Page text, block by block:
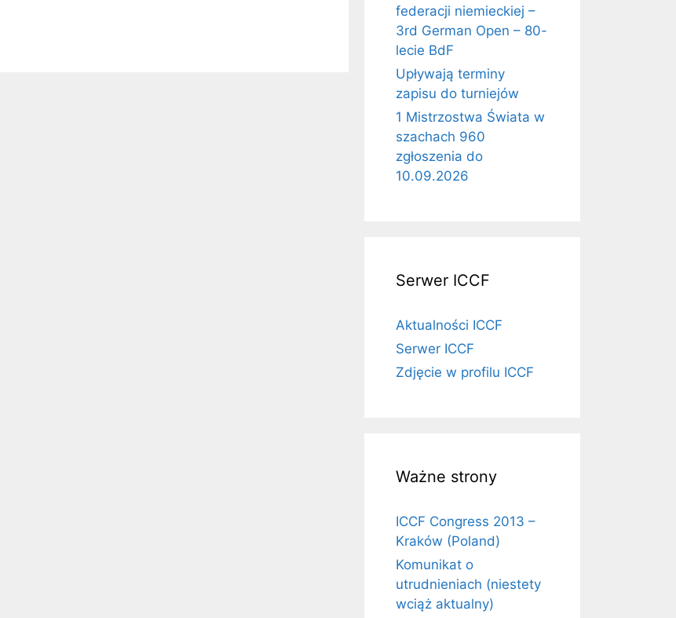
federacji niemieckiej –
3rd German Open – 80-
lecie BdF
Upływają terminy
zapisu do turniejów
1 Mistrzostwa Świata w
szachach 960
zgłoszenia do
10.09.2026
Serwer ICCF
Aktualności ICCF
Serwer ICCF
Zdjęcie w profilu ICCF
Ważne strony
ICCF Congress 2013 –
Kraków (Poland)
Komunikat o
utrudnieniach (niestety
wciąż aktualny)